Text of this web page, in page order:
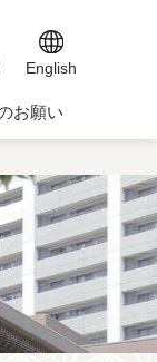
English
お願い